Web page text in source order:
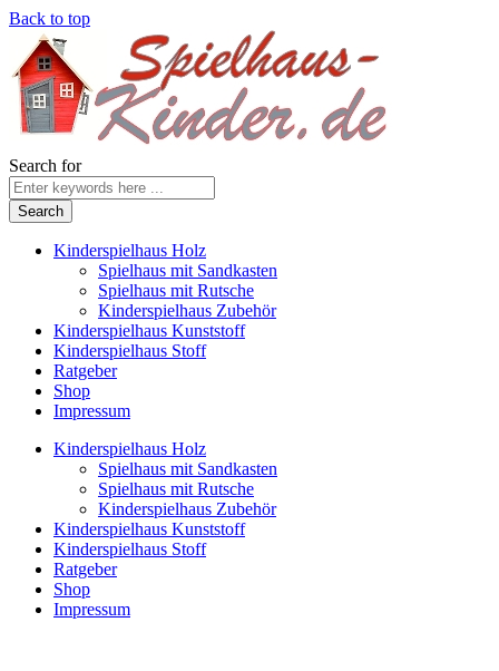
Back to top
Search for
Kinderspielhaus Holz
Spielhaus mit Sandkasten
Spielhaus mit Rutsche
Kinderspielhaus Zubehör
Kinderspielhaus Kunststoff
Kinderspielhaus Stoff
Ratgeber
Shop
Impressum
Kinderspielhaus Holz
Spielhaus mit Sandkasten
Spielhaus mit Rutsche
Kinderspielhaus Zubehör
Kinderspielhaus Kunststoff
Kinderspielhaus Stoff
Ratgeber
Shop
Impressum